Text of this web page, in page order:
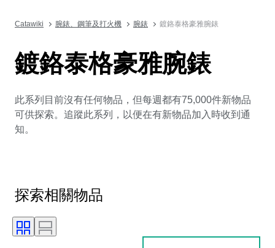
Catawiki 腕錶、鋼筆及打火機 腕錶 鍍鉻泰格豪雅腕錶
鍍鉻泰格豪雅腕錶
此系列目前沒有任何物品，但每週都有75,000件新物品
可供探索。追蹤此系列，以便在有新物品加入時收到通
知。
探索相關物品